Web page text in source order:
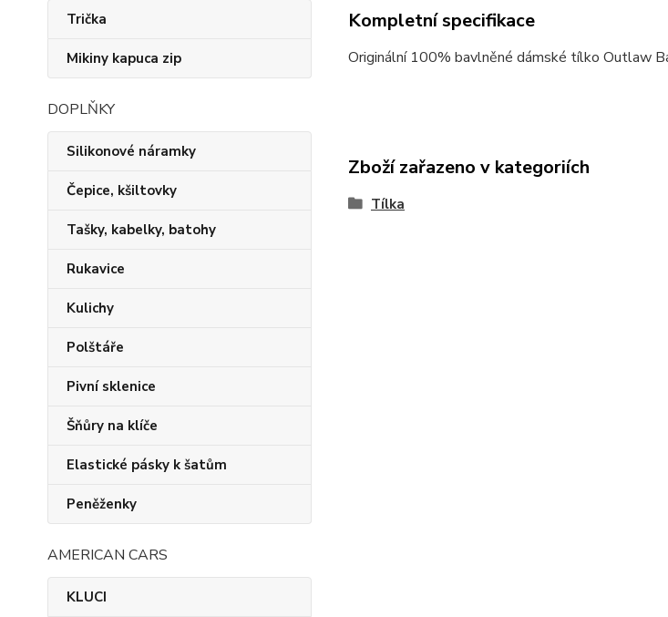
Trička
Mikiny kapuca zip
DOPLŇKY
Silikonové náramky
Čepice, kšiltovky
Tašky, kabelky, batohy
Rukavice
Kulichy
Polštáře
Pivní sklenice
Šňůry na klíče
Elastické pásky k šatům
Peněženky
AMERICAN CARS
KLUCI
Kompletní specifikace
Originální 100% bavlněné dámské tílko Outlaw
Zboží zařazeno v kategoriích
Tílka